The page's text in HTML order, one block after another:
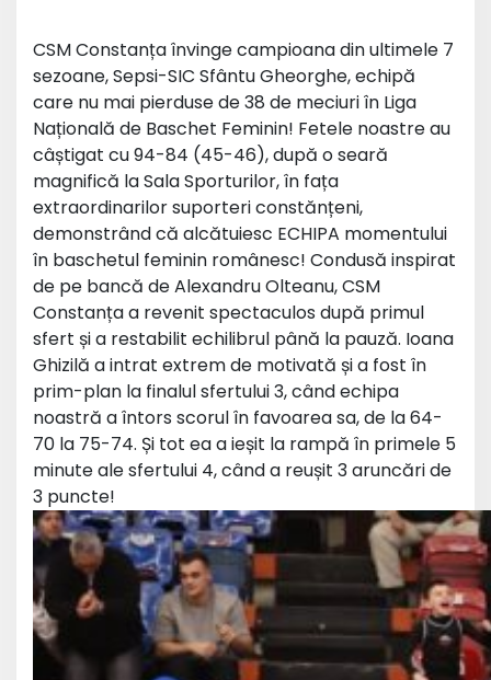
CSM Constanța învinge campioana din ultimele 7
sezoane, Sepsi-SIC Sfântu Gheorghe, echipă
care nu mai pierduse de 38 de meciuri în Liga
Națională de Baschet Feminin! Fetele noastre au
câștigat cu 94-84 (45-46), după o seară
magnifică la Sala Sporturilor, în fața
extraordinarilor suporteri constănțeni,
demonstrând că alcătuiesc ECHIPA momentului
în baschetul feminin românesc! Condusă inspirat
de pe bancă de Alexandru Olteanu, CSM
Constanța a revenit spectaculos după primul
sfert și a restabilit echilibrul până la pauză. Ioana
Ghizilă a intrat extrem de motivată și a fost în
prim-plan la finalul sfertului 3, când echipa
noastră a întors scorul în favoarea sa, de la 64-
70 la 75-74. Și tot ea a ieșit la rampă în primele 5
minute ale sfertului 4, când a reușit 3 aruncări de
3 puncte!